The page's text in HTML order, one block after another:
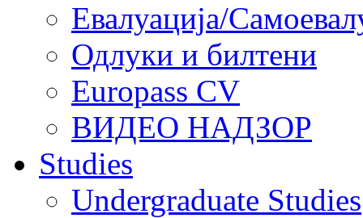
Евалуација/
Одлуки и билтени
Europass CV
ВИДЕО НАДЗОР
Studies
Undergraduate Studies